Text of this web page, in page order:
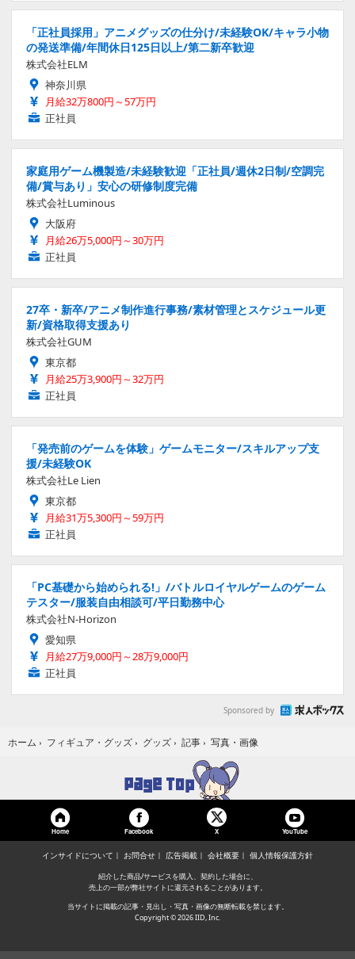
「正社員採用」アニメグッズの仕分け/未経験OK/キャラ小物
の発送準備/年間休日125日以上/第二新卒歓迎
株式会社ELM
神奈川県
月給32万800円～57万円
正社員
家庭用ゲーム機製造/未経験歓迎「正社員/週休2日制/空調完
備/賞与あり」安心の研修制度完備
株式会社Luminous
大阪府
月給26万5,000円～30万円
正社員
27卒・新卒/アニメ制作進行事務/素材管理とスケジュール更
新/資格取得支援あり
株式会社GUM
東京都
月給25万3,900円～32万円
正社員
「発売前のゲームを体験」ゲームモニター/スキルアップ支
援/未経験OK
株式会社Le Lien
東京都
月給31万5,300円～59万円
正社員
「PC基礎から始められる!」/バトルロイヤルゲームのゲーム
テスター/服装自由相談可/平日勤務中心
株式会社N-Horizon
愛知県
月給27万9,000円～28万9,000円
正社員
Sponsored by
ホーム › フィギュア・グッズ › グッズ › 記事 › 写真・画像
Home Facebook X YouTube
インサイドについて お問合せ 広告掲載 会社概要 個人情報保護方針
紹介した商品/サービスを購入、契約した場合に、
売上の一部が弊社サイトに還元されることがあります。
当サイトに掲載の記事・見出し・写真・画像の無断転載を禁じます。
Copyright © 2026 IID, Inc.